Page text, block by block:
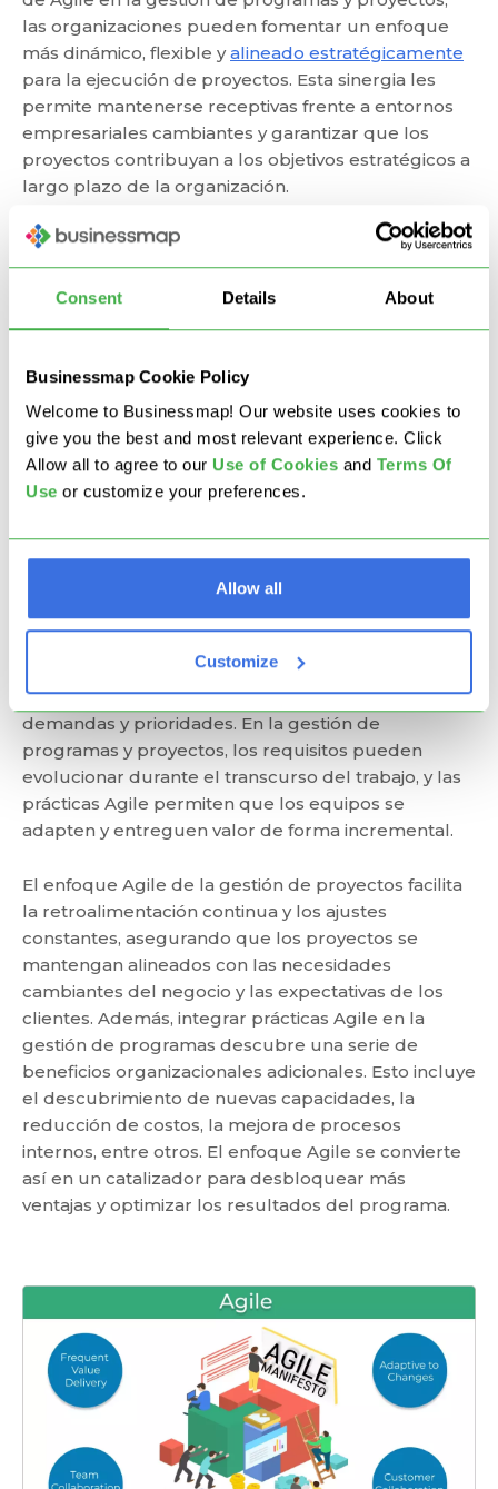
Consent Details About
Businessmap Cookie Policy
Welcome to Businessmap! Our website uses cookies to
give you the best and most relevant experience. Click
Allow all to agree to our Use of Cookies and Terms Of
Use or customize your preferences.
Allow all
Customize
las organizaciones pueden fomentar un enfoque
más dinámico, flexible yalineado estratégicamente
para la ejecución de proyectos. Esta sinergia les
permite mantenerse receptivas frente a entornos
empresariales cambiantes y garantizar que los
proyectos contribuyan a los objetivos estratégicos a
largo plazo de la organización.
Alinear los objetivos estratégicos con el programa, la
gestión de proyectos y la ejecución a nivel de equipo
2. Flexibilidad y Adaptabilidad.Las metodologías
adaptabilidad, permitiendo que los equipos
respondan de manera eficaz a cambios en las
demandas y prioridades. En la gestión de
programas y proyectos, los requisitos pueden
evolucionar durante el transcurso del trabajo, y las
prácticas Agile permiten que los equipos se
adapten y entreguen valor de forma incremental.
El enfoque Agile de la gestión de proyectos facilita
la retroalimentación continua y los ajustes
constantes, asegurando que los proyectos se
mantengan alineados con las necesidades
cambiantes del negocio y las expectativas de los
clientes. Además, integrar prácticas Agile en la
gestión de programas descubre una serie de
beneficios organizacionales adicionales. Esto incluye
el descubrimiento de nuevas capacidades, la
reducción de costos, la mejora de procesos
internos, entre otros. El enfoque Agile se convierte
así en un catalizador para desbloquear más
ventajas y optimizar los resultados del programa.